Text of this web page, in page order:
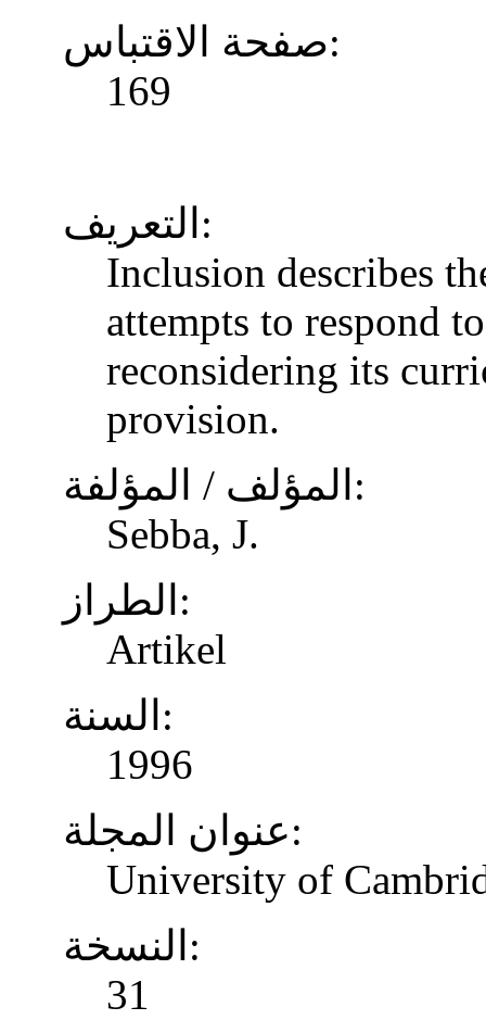
صفحة الاقتباس:
169
التعريف:
Inclusion describes
attempts to respond
reconsidering its
provision.
المؤلف / المؤلفة:
Sebba, J.
الطراز:
Artikel
السنة:
1996
عنوان المجلة:
University of
النسخة:
31